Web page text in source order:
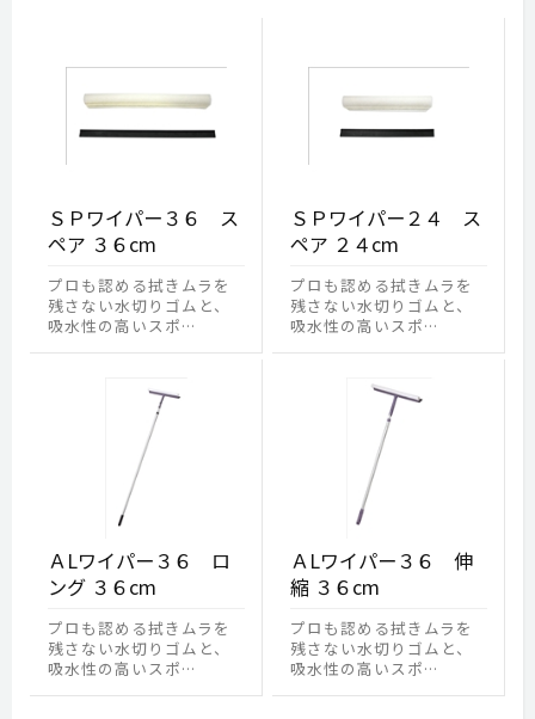
ＳＰワイパー３６ ス
ペア ３６cm
プロも認める拭きムラを
残さない水切りゴムと、
吸水性の高いスポ…
ＳＰワイパー２４ ス
ペア ２４cm
プロも認める拭きムラを
残さない水切りゴムと、
吸水性の高いスポ…
ＡLワイパー３６ ロ
ング ３６cm
プロも認める拭きムラを
残さない水切りゴムと、
吸水性の高いスポ…
ＡLワイパー３６ 伸
縮 ３６cm
プロも認める拭きムラを
残さない水切りゴムと、
吸水性の高いスポ…